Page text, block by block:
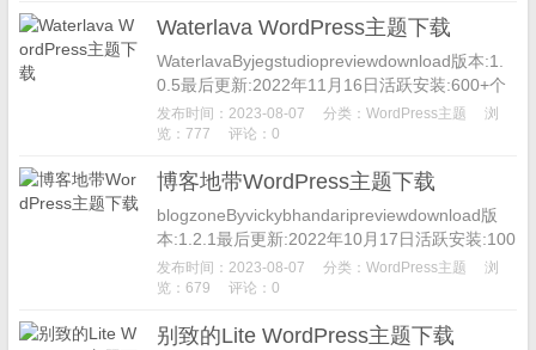
Waterlava WordPress主题下载
WaterlavaByjegstudiopreviewdownload版本:1.
0.5最后更新:2022年11月16日活跃安装:600+个
5.9或更高版本P...
发布时间：2023-08-07 分类： WordPress主题
浏
览：777
评论：0
博客地带WordPress主题下载
blogzoneByvickybhandaripreviewdownload版
本:1.2.1最后更新:2022年10月17日活跃安装:100
+主题主页Des...
发布时间：2023-08-07 分类： WordPress主题
浏
览：679
评论：0
别致的Lite WordPress主题下载